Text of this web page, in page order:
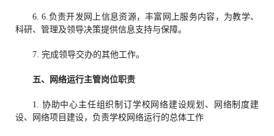
6. 6.负责开发网上信息资源，丰富网上服务内容，为教学、
科研、管理及领导决策提供信息支持与保障。
7. 完成领导交办的其他工作。
五、 网络运行主管岗位职责
1. 协助中心主任组织制订学校网络建设规划、网络制度建
设、网络项目建设，负责学校网络运行的总体工作